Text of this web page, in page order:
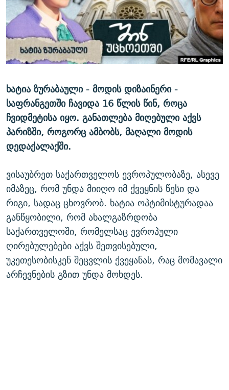
ᲛᲝᲚᲐᲞᲐᲠᲐᲙᲔ ᲢᲔᲥᲡᲢᲔᲑᲘ
ᲨᲘᲜ - ᲣᲪᲮᲝᲔᲗᲨᲘ
ᲚᲘᲢᲔᲠᲐᲢᲣᲠᲣᲚᲘ ᲬᲐᲮᲜᲐᲒᲔᲑᲘ
ᲐᲛᲔᲠᲘᲙᲣᲚᲘ ᲛᲝᲗᲮᲠᲝᲑᲐ
ᲘᲛᲞᲔᲠᲘᲐ ᲓᲐ ᲠᲐᲓᲘᲝ
ᲩᲔᲛᲘ ᲡᲘᲙᲕᲓᲘᲚᲘᲡ ᲛᲘᲖᲔᲖᲘᲐ COVID-19
11 ᲬᲔᲚᲘ - 11 ᲐᲛᲑᲐᲕᲘ
ᲡᲐᲞᲐᲠᲚᲐᲛᲔᲜᲢᲝ ᲐᲠᲩᲔᲕᲜᲔᲑᲘᲡ ᲘᲡᲢᲝᲠᲘᲐ
ᲑᲐᲕᲨᲕᲔᲑᲘ ᲞᲠᲝᲡᲢᲘᲢᲣᲪᲘᲐᲨᲘ - ᲐᲛᲝᲣᲗᲥᲛᲔᲚᲘ ᲐᲛᲑᲐᲕᲘ
5 ᲐᲛᲑᲐᲕᲘ - 20 ᲘᲕᲜᲘᲡᲡ ᲓᲐᲨᲐᲕᲔᲑᲣᲚᲔᲑᲘ
ᲐᲒᲕᲘᲡᲢᲝᲡ ᲝᲛᲘ
ПРИВЕТ ᲙᲣᲚᲢᲣᲠᲐ
ᲒᲐᲛᲝᲘᲬᲔᲠᲔ
ხატია ზურაბაული - მოდის დიზაინერი -
საფრანგეთში ჩავიდა 16 წლის წინ, როცა
ჩვიდმეტისა იყო. განათლება მიღებული აქვს
პარიზში, როგორც ამბობს, მაღალი მოდის
დედაქალაქში.
ვისაუბრეთ საქართველოს ევროპულობაზე, ასევე
იმაზეც, რომ უნდა მიიღო იმ ქვეყნის წესი და
რიგი, სადაც ცხოვრობ. ხატია ოპტიმისტურადაა
განწყობილი, რომ ახალგაზრდობა
საქართველოში, რომელსაც ევროპული
ღირებულებები აქვს შეთვისებული,
უკეთესობისკენ შეცვლის ქვეყანას, რაც მომავალი
არჩევნების გზით უნდა მოხდეს.